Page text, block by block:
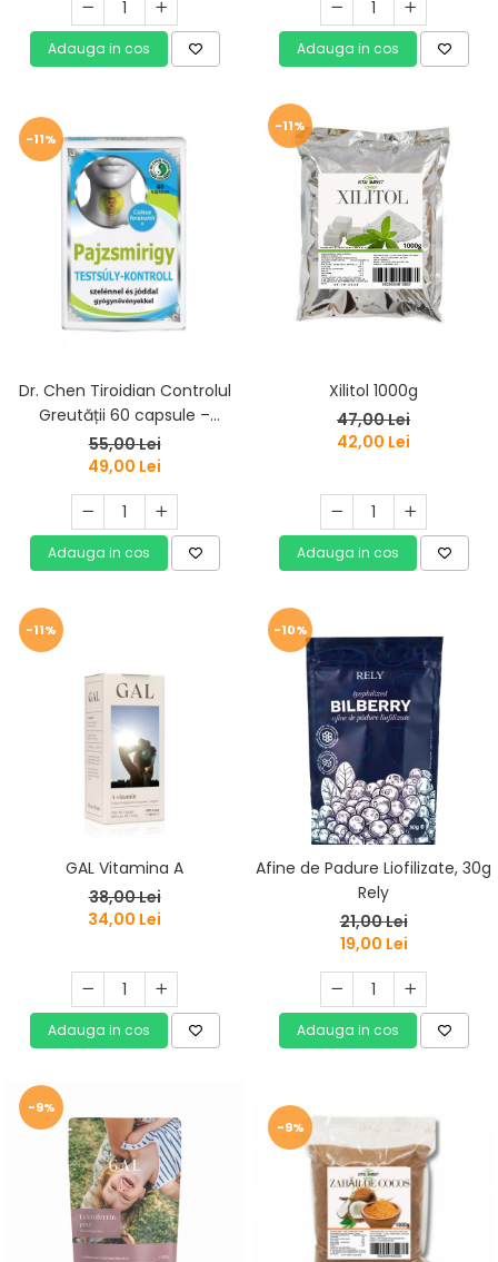
Adauga in cos Adauga in cos
-11%
Dr. Chen Tiroidian Controlul
Greutății 60 capsule –
Supliment pentru Echilibrul
Metabolic
55,00 Lei
49,00 Lei
Adauga in cos
-11%
Xilitol 1000g
47,00 Lei
42,00 Lei
Adauga in cos
-11%
GAL Vitamina A
38,00 Lei
34,00 Lei
Adauga in cos
-10%
Afine de Padure Liofilizate, 30g
Rely
21,00 Lei
19,00 Lei
Adauga in cos
-9%
-9%